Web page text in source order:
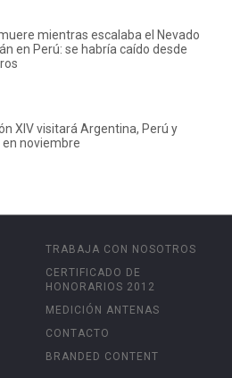
mientras escalaba el Nevado
en Perú: se habría caído desde
XIV visitará Argentina, Perú y
en noviembre
TRABAJA CON NOSOTROS
CERTIFICADO DE
HONORARIOS 2012
MEDICIÓN ANTENAS
CONTACTO
BRANDED CONTENT